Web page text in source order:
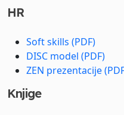
HR
Soft skills (PDF)
DISC model (PDF)
ZEN prezentacije
Knjige